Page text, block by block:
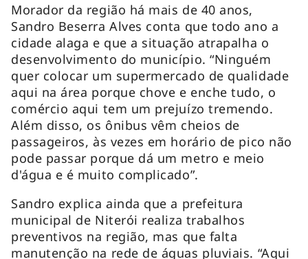
Morador da região há mais de 40 anos,
Sandro Beserra Alves conta que todo ano a
cidade alaga e que a situação atrapalha o
desenvolvimento do município. “Ninguém
quer colocar um supermercado de qualidade
aqui na área porque chove e enche tudo, o
comércio aqui tem um prejuízo tremendo.
Além disso, os ônibus vêm cheios de
passageiros, às vezes em horário de pico não
pode passar porque dá um metro e meio
d'água e é muito complicado”.
Sandro explica ainda que a prefeitura
municipal de Niterói realiza trabalhos
preventivos na região, mas que falta
manutenção na rede de águas pluviais. “Aqui